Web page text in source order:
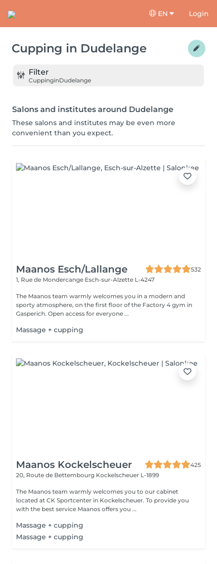
EN Login
Cupping in Dudelange
Filter
CuppinginDudelange
Salons and institutes around Dudelange
These salons and institutes may be even more
convenient than you expect.
Maanos Esch/Lallange
532
1, Rue de Mondercange Esch-sur-Alzette L-4247
The Maanos team warmly welcomes you in a modern and
sporty atmosphere, on the first floor of the Factory 4 gym in
Gasperich. Open access for everyone ...
Massage + cupping
Maanos Kockelscheuer
425
20, Route de Bettembourg Kockelscheuer L-1899
The Maanos team warmly welcomes you to our cabinet
located at CK Sportcenter in Kockelscheuer. To provide you
with the best service Maanos offers you ...
Massage + cupping
Massage + cupping